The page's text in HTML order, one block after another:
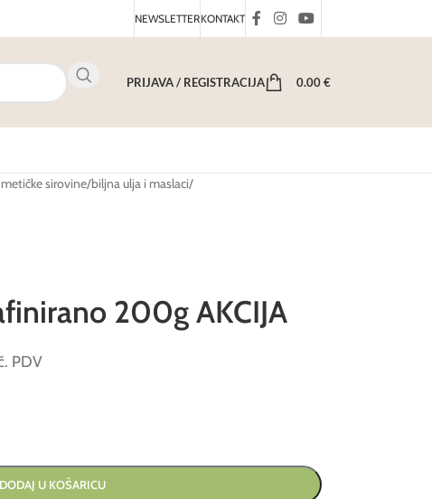
NEWSLETTERKONTAKT
PRIJAVA / REGISTRACIJA 0.00€
sirovine/biljna ulja i maslaci/
200g AKCIJA
PDV
DODAJ U KOŠARICU